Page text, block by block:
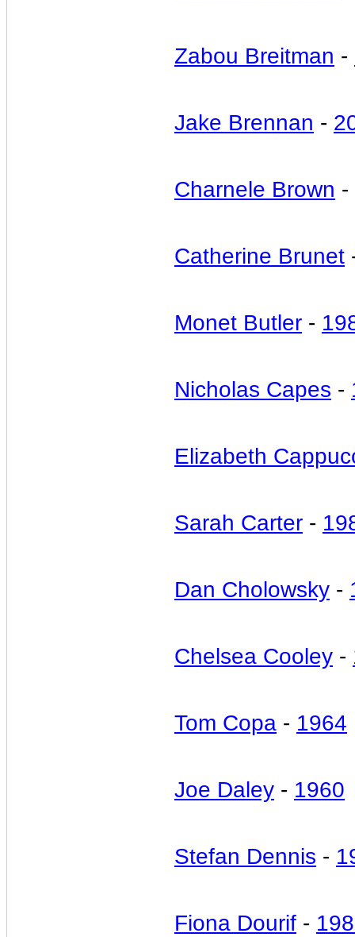
Zabou Breitman -
Jake Brennan -
Charnele Brown -
Catherine Brunet
Monet Butler -
Nicholas Capes -
Elizabeth
Sarah Carter -
Dan Cholowsky -
Chelsea Cooley -
Tom Copa - 1964
Joe Daley - 1960
Stefan Dennis -
Fiona Dourif -